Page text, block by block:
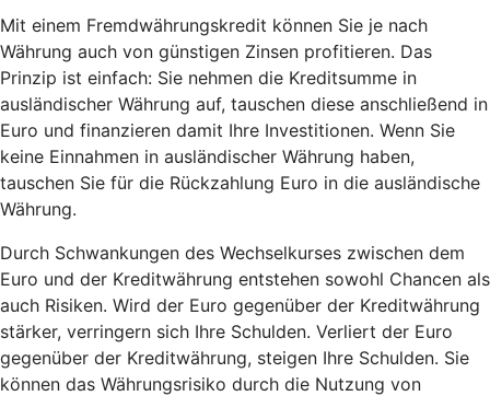
Mit einem Fremdwährungskredit können Sie je nach
Währung auch von günstigen Zinsen profitieren. Das
Prinzip ist einfach: Sie nehmen die Kreditsumme in
ausländischer Währung auf, tauschen diese anschließend in
Euro und finanzieren damit Ihre Investitionen. Wenn Sie
keine Einnahmen in ausländischer Währung haben,
tauschen Sie für die Rückzahlung Euro in die ausländische
Währung.
Durch Schwankungen des Wechselkurses zwischen dem
Euro und der Kreditwährung entstehen sowohl Chancen als
auch Risiken. Wird der Euro gegenüber der Kreditwährung
stärker, verringern sich Ihre Schulden. Verliert der Euro
gegenüber der Kreditwährung, steigen Ihre Schulden. Sie
können das Währungsrisiko durch die Nutzung von